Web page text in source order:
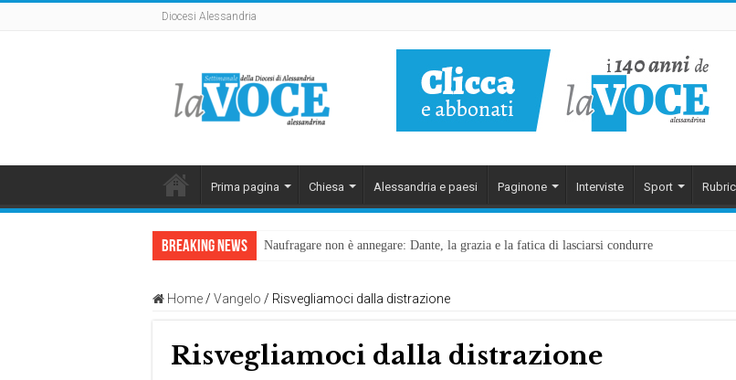
Diocesi Alessandria
Prima pagina Chiesa Alessandria e paesi Paginone Interviste Sport
Breaking News Naufragare non è annegare: Dante, la grazia e la fatica di lasciarsi condurre
Home / Vangelo / Risvegliamoci dalla distrazione
Risvegliamoci dalla distrazione